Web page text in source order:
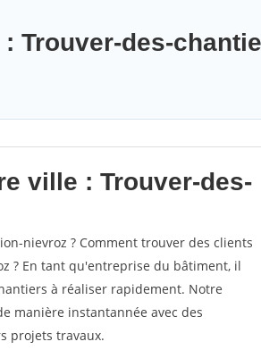
Trouver-des-
ville : Trouver-des-
nievroz ? Comment trouver des clients
? En tant qu'entreprise du bâtiment, il
à réaliser rapidement. Notre
manière instantannée avec des
projets travaux.